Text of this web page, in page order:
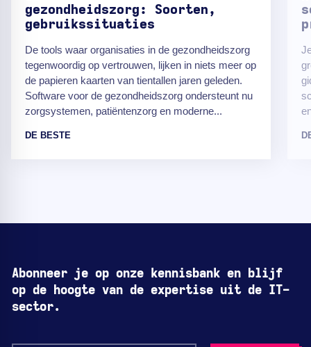
gezondheidszorg: Soorten,
gebruikssituaties
De tools waar organisaties in de gezondheidszorg
tegenwoordig op vertrouwen, lijken in niets meer op
de papieren kaarten van tientallen jaren geleden.
Software voor de gezondheidszorg ondersteunt nu
zorgsystemen, patiëntenzorg en moderne...
DE BESTE
Abonneer je op onze kennisbank en blijf
op de hoogte van de expertise uit de IT-
sector.